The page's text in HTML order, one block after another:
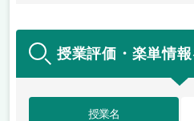
授業評価・楽単情
授業名